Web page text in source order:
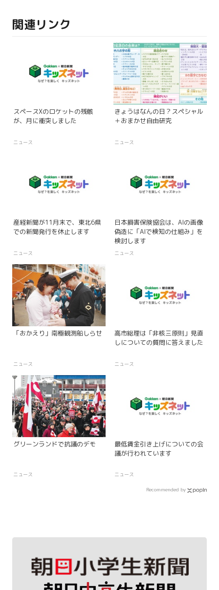
関連リンク
スペースXのロケットの残骸
が、月に衝突しました
ニュース
きょうはなんの日？スペシャル
＋おまかせ自由研究
ニュース
産経新聞が11月末で、東北6県
での新聞発行を休止します
ニュース
日本損害保険協会は、AIの画像
偽造に「AIで検知の仕組み」を
検討します
ニュース
「おかえり」南極観測船しらせ
ニュース
高市総理は「非核三原則」見直
しについての質問に答えました
ニュース
グリーンランドで抗議のデモ
ニュース
最低賃金引き上げについての会
議が行われています
ニュース
Recommended by